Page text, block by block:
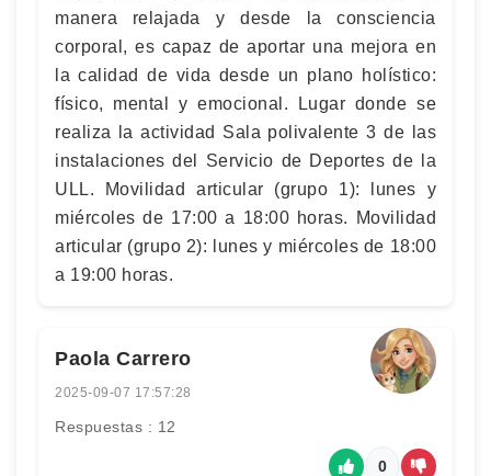
manera relajada y desde la consciencia
corporal, es capaz de aportar una mejora en
la calidad de vida desde un plano holístico:
físico, mental y emocional. Lugar donde se
realiza la actividad Sala polivalente 3 de las
instalaciones del Servicio de Deportes de la
ULL. Movilidad articular (grupo 1): lunes y
miércoles de 17:00 a 18:00 horas. Movilidad
articular (grupo 2): lunes y miércoles de 18:00
a 19:00 horas.
Paola Carrero
2025-09-07 17:57:28
Respuestas : 12
0